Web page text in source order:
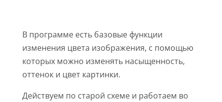
В программе есть базовые функции
изменения цвета изображения, с помощью
которых можно изменять насыщенность,
оттенок и цвет картинки.
Действуем по старой схеме и работаем во